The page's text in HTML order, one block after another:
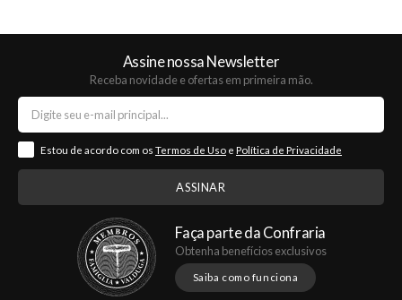
Assine nossa Newsletter
Receba novidade e ofertas em primeira mão.
Estou de acordo com os Termos de Uso e Política de Privacidade
Faça parte da Confraria
Obtenha benefícios exclusivos
Saiba como funciona